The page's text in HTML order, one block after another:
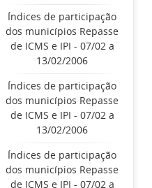
Índices de participação
dos municípios Repasse
de ICMS e IPI - 07/02 a
13/02/2006
Índices de participação
dos municípios Repasse
de ICMS e IPI - 07/02 a
13/02/2006
Índices de participação
dos municípios Repasse
de ICMS e IPI - 07/02 a